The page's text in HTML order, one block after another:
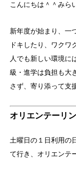
こんにちは＾＾みら
新年度が始まり、一
ドキしたり、ワクワ
人でも新しい環境に
級・進学は負担も大
さず、寄り添って支
オリエンテーリ
土曜日の１日利用の
て行き、オリエンテ